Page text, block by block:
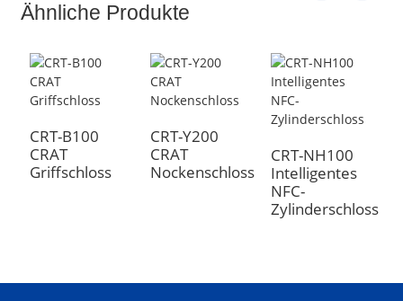
Ähnliche Produkte
CRT-B100
CRAT
Griffschloss
CRT-Y200
CRAT
Nockenschloss
CRT-NH100
Intelligentes
NFC-
Zylinderschloss